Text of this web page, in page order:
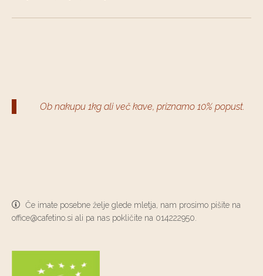
Ob nakupu 1kg ali več kave, priznamo 10% popust.
Če imate posebne želje glede mletja, nam prosimo pišite na
office@cafetino.si ali pa nas pokličite na 014222950.